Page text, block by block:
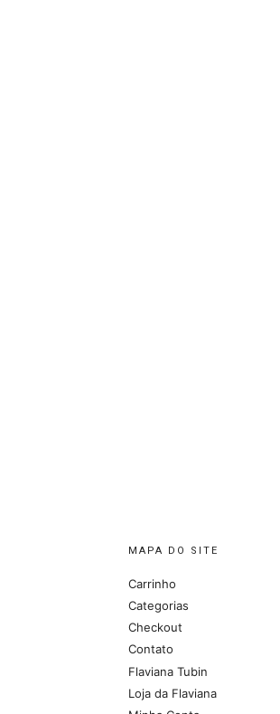
MAPA DO SITE
Carrinho
Categorias
Checkout
Contato
Flaviana Tubin
Loja da Flaviana